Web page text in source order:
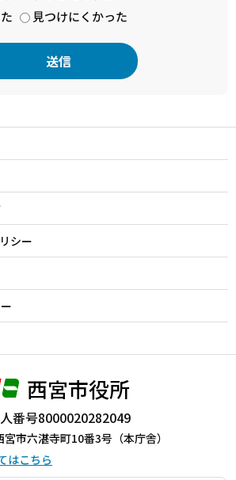
見つけにくかった
シー
西宮市役所
番号8000020282049
市六湛寺町10番3号（本庁舎）
はこちら